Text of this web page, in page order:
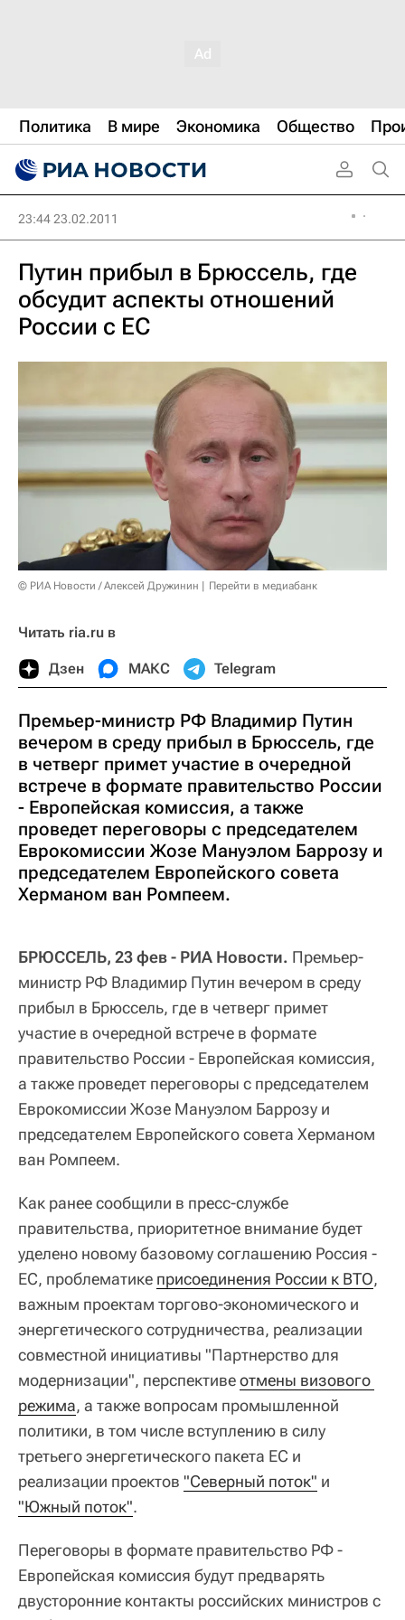
Политика В мире Экономика Общество
23:44 23.02.2011
Путин прибыл в Брюссель, где
обсудит аспекты отношений
России с ЕС
© РИА Новости / Алексей Дружинин Перейти в медиабанк
Читать ria.ru в
Дзен МАКС Telegram
Премьер-министр РФ Владимир Путин
вечером в среду прибыл в Брюссель, где
в четверг примет участие в очередной
встрече в формате правительство России
- Европейская комиссия, а также
проведет переговоры с председателем
Еврокомиссии Жозе Мануэлом Баррозу и
председателем Европейского совета
Херманом ван Ромпеем.
БРЮССЕЛЬ, 23 фев - РИА Новости. Премьер-
министр РФ Владимир Путин вечером в среду
прибыл в Брюссель, где в четверг примет
участие в очередной встрече в формате
правительство России - Европейская комиссия,
а также проведет переговоры с председателем
Еврокомиссии Жозе Мануэлом Баррозу и
председателем Европейского совета Херманом
ван Ромпеем.
Как ранее сообщили в пресс-службе
правительства, приоритетное внимание будет
уделено новому базовому соглашению Россия -
ЕС, проблематике присоединения России к ВТО,
важным проектам торгово-экономического и
энергетического сотрудничества, реализации
совместной инициативы "Партнерство для
модернизации", перспективеотмены визового
режима, а также вопросам промышленной
политики, в том числе вступлению в силу
третьего энергетического пакета ЕС и
реализации проектов "Северный поток" и
"Южный поток".
Переговоры в формате правительство РФ -
Европейская комиссия будут предварять
двусторонние контакты российских министров с